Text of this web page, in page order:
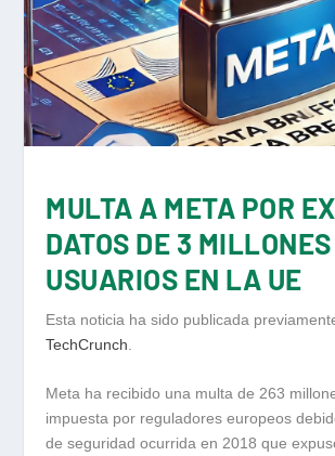
MULTA A META POR
DATOS DE 3
USUARIOS EN LA UE
Esta noticia ha sido publicada
TechCrunch
Meta ha recibido una multa de 263
impuesta por reguladores europeos
de seguridad ocurrida en 2018 que